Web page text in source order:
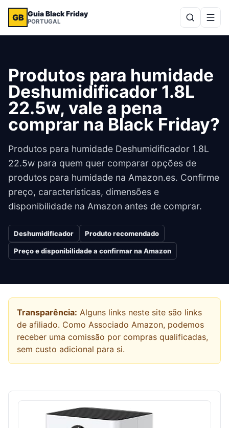
GB Guia Black Friday
PORTUGAL
Produtos para humidade
Deshumidificador 1.8L
22.5w, vale a pena
comprar na Black Friday?
Produtos para humidade Deshumidificador 1.8L
22.5w para quem quer comparar opções de
produtos para humidade na Amazon.es. Confirme
preço, características, dimensões e
disponibilidade na Amazon antes de comprar.
Deshumidificador Produto recomendado
Preço e disponibilidade a confirmar na Amazon
Transparência: Alguns links neste site são links
de afiliado. Como Associado Amazon, podemos
receber uma comissão por compras qualificadas,
sem custo adicional para si.